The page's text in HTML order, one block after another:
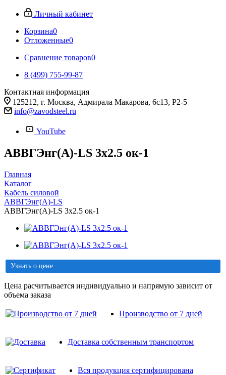
Личный кабинет
Корзина0
Отложенные0
Сравнение товаров0
8 (499) 755-99-87
Контактная информация
125212, г. Москва, Адмирала Макарова, 6с13, Р2-5
info@zavodsteel.ru
YouTube
АВВГЭнг(A)-LS 3х2.5 ок-1
Главная
Каталог
Кабель силовой
АВВГЭнг(A)-LS
АВВГЭнг(A)-LS 3х2.5 ок-1
Узнать о цене
Цена расчитывается индивидуально и напрямую зависит от
объема заказа
Производство от 7 дней
Доставка собственным транспортом
Вся продукция сертифицирована